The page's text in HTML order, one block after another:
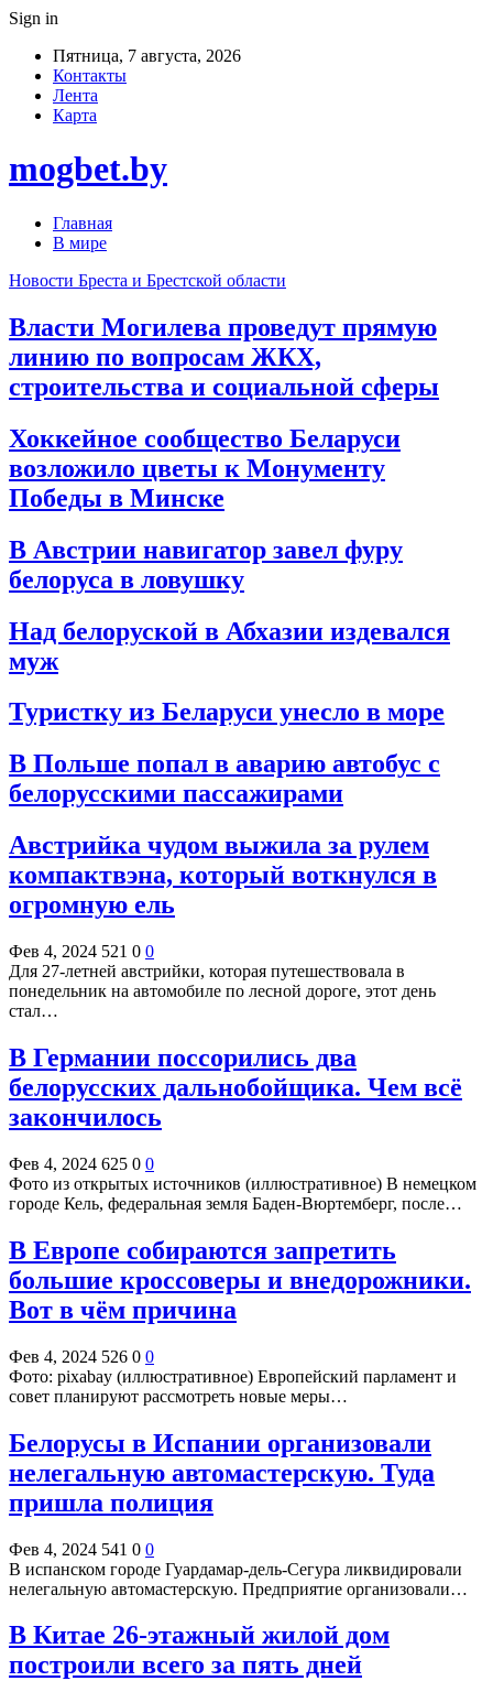
Sign in
Пятница, 7 августа, 2026
Контакты
Лента
Карта
mogbet.by
Главная
В мире
Новости Бреста и Брестской области
Власти Могилева проведут прямую
линию по вопросам ЖКХ,
строительства и социальной сферы
Хоккейное сообщество Беларуси
возложило цветы к Монументу
Победы в Минске
В Австрии навигатор завел фуру
белоруса в ловушку
Над белоруской в Абхазии издевался
муж
Туристку из Беларуси унесло в море
В Польше попал в аварию автобус с
белорусскими пассажирами
Австрийка чудом выжила за рулем
компактвэна, который воткнулся в
огромную ель
Фев 4, 2024 521 0 0
Для 27-летней австрийки, которая путешествовала в
понедельник на автомобиле по лесной дороге, этот день
стал…
В Германии поссорились два
белорусских дальнобойщика. Чем всё
закончилось
Фев 4, 2024 625 0 0
Фото из открытых источников (иллюстративное) В немецком
городе Кель, федеральная земля Баден-Вюртемберг, после…
В Европе собираются запретить
большие кроссоверы и внедорожники.
Вот в чём причина
Фев 4, 2024 526 0 0
Фото: pixabay (иллюстративное) Европейский парламент и
совет планируют рассмотреть новые меры…
Белорусы в Испании организовали
нелегальную автомастерскую. Туда
пришла полиция
Фев 4, 2024 541 0 0
В испанском городе Гуардамар-дель-Сегура ликвидировали
нелегальную автомастерскую. Предприятие организовали…
В Китае 26-этажный жилой дом
построили всего за пять дней